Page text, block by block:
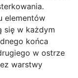
elementów
się w każdym
końca
w ostrze
warstwy